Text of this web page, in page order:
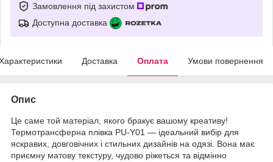
Замовлення під захистом
Доступна доставка
Доставка Оплата Умови повернення
Опис
Це саме той матеріал, якого бракує вашому креативу!
Термотрансферна плівка PU-Y01 — ідеальний вибір для
яскравих, довговічних і стильних дизайнів на одязі. Вона має
приємну матову текстуру, чудово ріжеться та відмінно